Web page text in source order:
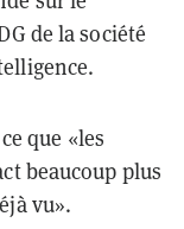
de la société
que «les
beaucoup plus
vu».